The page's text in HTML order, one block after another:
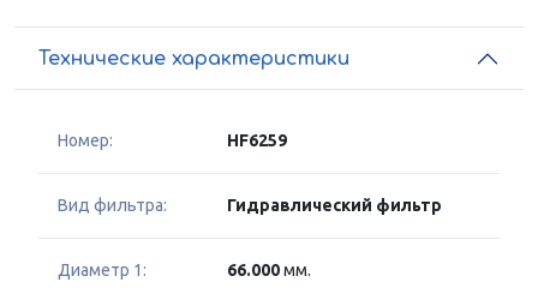
Технические характеристики
Номер: HF6259
Вид фильтра: Гидравлический фильтр
Диаметр 1: 66.000мм.